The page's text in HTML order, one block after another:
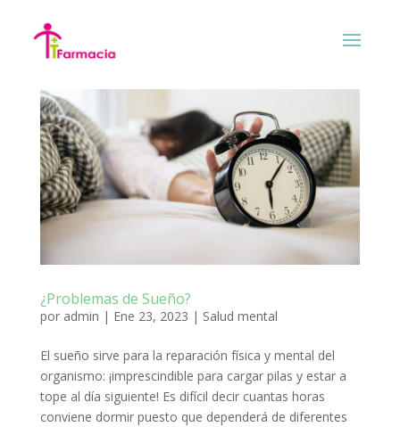
¿Problemas de Sueño?
por admin | Ene 23, 2023 | Salud mental
El sueño sirve para la reparación física y mental del
organismo: ¡imprescindible para cargar pilas y estar a
tope al día siguiente! Es difícil decir cuantas horas
conviene dormir puesto que dependerá de diferentes